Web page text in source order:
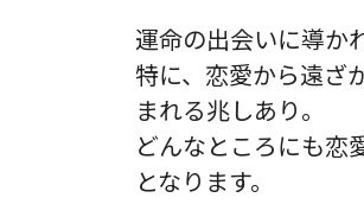
運命の出会いに導か
特に、恋愛から遠ざ
まれる兆しあり。
どんなところにも恋
となります。